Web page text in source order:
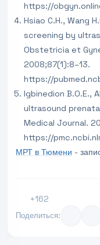
https://
Hsiao C.H., Wang
screening by
Obstetricia et
2008;87(1):8–13.
https://
Igbinedion B.O.E.,
ultrasound
Medical Journal.
https://
МРТ в Тюмени -
+162
Поделиться: